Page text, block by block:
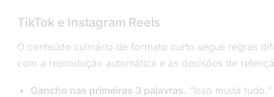
TikTok e Instagram Reels
O conteúdo culinário de formato curto segue regras
com a reprodução automática e as decisões de
Gancho nas primeiras 3 palavras. “Isso muda